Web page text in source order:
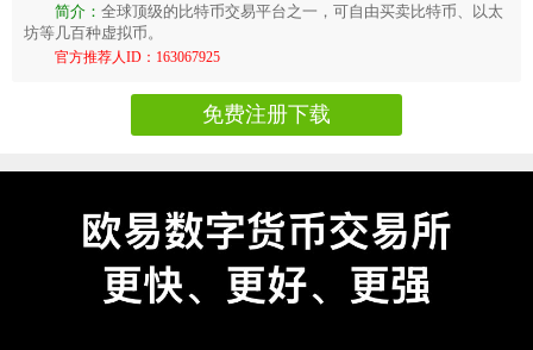
简介： 全球顶级的比特币交易平台之一，可自由买卖比特币、以太
坊等几百种虚拟币。
官方推荐人ID：163067925
免费注册下载